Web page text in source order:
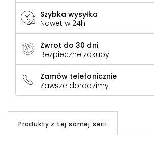
Szybka wysyłka
Nawet w 24h
Zwrot do 30 dni
Bezpieczne zakupy
Zamów telefonicznie
Zawsze doradzimy
Produkty z tej samej serii